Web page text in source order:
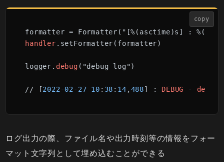
copy
handler .setFormatter(formatter)
logger. debug ("debug log")
// [2022-02-27 10 : 38 : 14 ,488] : DEBUG - debug
ログ出力の際、ファイル名や出力時刻等の情報をフォー
マット文字列として埋め込むことができる